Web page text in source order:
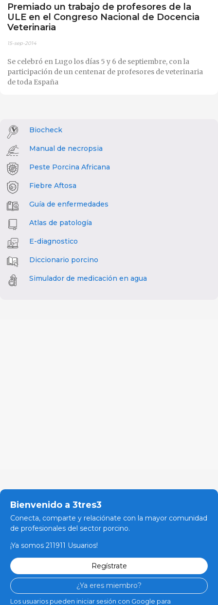
Premiado un trabajo de profesores de la
ULE en el Congreso Nacional de Docencia
Veterinaria
15-sep-2014
Se celebró en Lugo los días 5 y 6 de septiembre, con la
participación de un centenar de profesores de veterinaria
de toda España
Biocheck
Manual de necropsia
Peste Porcina Africana
Fiebre Aftosa
Guía de enfermedades
Atlas de patología
E-diagnostico
Diccionario porcino
Simulador de medicación en agua
Bienvenido a 3tres3
Conecta, comparte y relaciónate con la mayor comunidad
de profesionales del sector porcino.
¡Ya somos 211911 Usuarios!
Regístrate
¿Ya eres miembro?
Los usuarios pueden iniciar sesión con Google para